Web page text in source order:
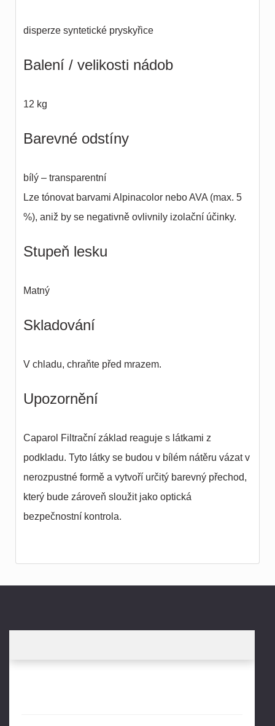
disperze syntetické pryskyřice
Balení / velikosti nádob
12 kg
Barevné odstíny
bílý – transparentní
Lze tónovat barvami Alpinacolor nebo AVA (max. 5
%), aniž by se negativně ovlivnily izolační účinky.
Stupeň lesku
Matný
Skladování
V chladu, chraňte před mrazem.
Upozornění
Caparol Filtrační základ reaguje s látkami z
podkladu. Tyto látky se budou v bílém nátěru vázat v
nerozpustné formě a vytvoří určitý barevný přechod,
který bude zároveň sloužit jako optická
bezpečnostní kontrola.